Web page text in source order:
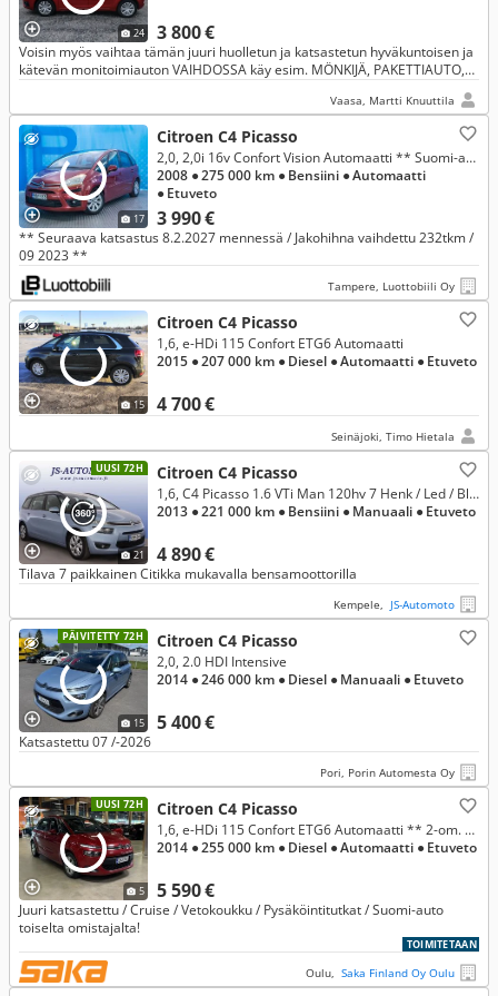
24 3 800 €
Voisin myös vaihtaa tämän juuri huolletun ja katsastetun hyväkuntoisen ja
kätevän monitoimiauton VAIHDOSSA käy esim. MÖNKIJÄ, PAKETTIAUTO,
Vaasa, Martti Knuuttila
17
Citroen C4 Picasso
3 990 €
2,0, 2,0i 16v Confort Vision Automaatti ** Suomi-auto / Koukku / Lohkolämmitin / Vakkari **
2008 ● 275 000 km ● Bensiini ● Automaatti
● Etuveto
** Seuraava katsastus 8.2.2027 mennessä / Jakohihna vaihdettu 232tkm /
09 2023 **
Tampere, Luottobiili Oy
15
Citroen C4 Picasso
4 700 €
1,6, e-HDi 115 Confort ETG6 Automaatti
2015 ● 207 000 km ● Diesel ● Automaatti ● Etuveto
Seinäjoki, Timo Hietala
UUSI 72H
21
Citroen C4 Picasso
4 890 €
1,6, C4 Picasso 1.6 VTi Man 120hv 7 Henk / Led / Bluetooth / Vakkari / Ilmastointi / Moottorinlämmitin / Vaihto ja rahoitus
2013 ● 221 000 km ● Bensiini ● Manuaali ● Etuveto
Tilava 7 paikkainen Citikka mukavalla bensamoottorilla
Kempele, JS-Automoto
PÄIVITETTY 72H
15
Citroen C4 Picasso
5 400 €
2,0, 2.0 HDI Intensive
2014 ● 246 000 km ● Diesel ● Manuaali ● Etuveto
Katsastettu 07 /-2026
Pori, Porin Automesta Oy
UUSI 72H
5
Citroen C4 Picasso
5 590 €
1,6, e-HDi 115 Confort ETG6 Automaatti ** 2-om. Suomi-auto / Cruise / Vetokoukku / Pysäköintitutkat / Juuri katsastettu **
2014 ● 255 000 km ● Diesel ● Automaatti ● Etuveto
Juuri katsastettu / Cruise / Vetokoukku / Pysäköintitutkat / Suomi-auto
toiselta omistajalta!
TOIMITETAAN
Oulu, Saka Finland Oy Oulu